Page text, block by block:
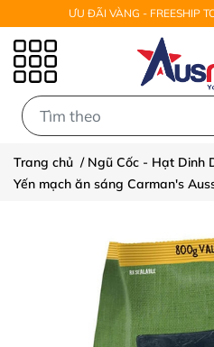
ƯU ĐÃI VÀNG - FREESHIP
Trang chủ / Ngũ Cốc - Hạt Dinh
Yến mạch ăn sáng Carman's